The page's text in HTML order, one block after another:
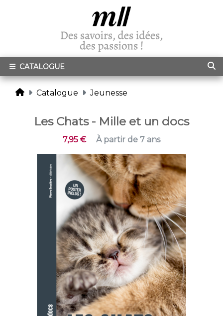
CATALOGUE
Catalogue Jeunesse
Les Chats - Mille et un docs
7,95 € À partir de 7 ans